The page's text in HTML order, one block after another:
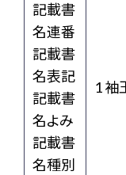
記載書
名連番
記載書
名表記
記載書
名よみ
記載書
名種別
1 袖